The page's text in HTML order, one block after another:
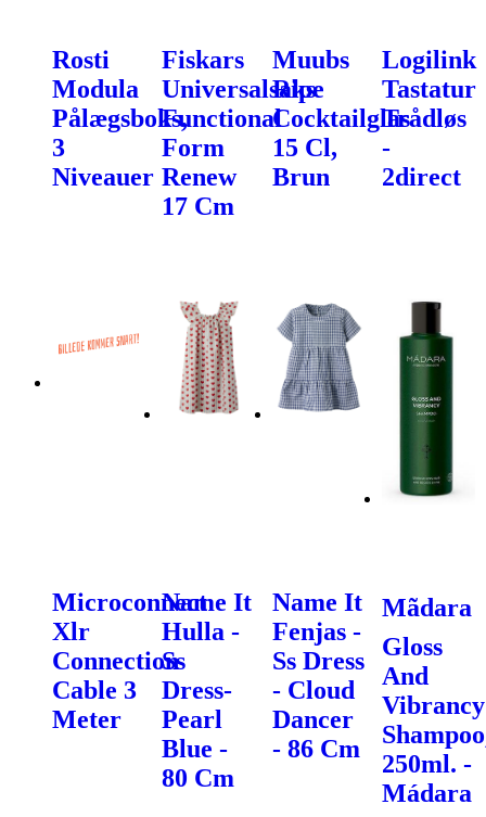
Rosti
Modula
Pålægsboks,
3
Niveauer
Fiskars
Universalsaks
Functional
Form
Renew
17 Cm
Muubs
Ripe
Cocktailglas
15 Cl,
Brun
Logilink
Tastatur
Trådløs
-
2direct
Microconnect
Xlr
Connection
Cable 3
Meter
Name It
Hulla -
Ss
Dress-
Pearl
Blue -
80 Cm
Name It
Fenjas -
Ss Dress
- Cloud
Dancer
- 86 Cm
Mãdara
Gloss
And
Vibrancy
250ml. -
Mádara